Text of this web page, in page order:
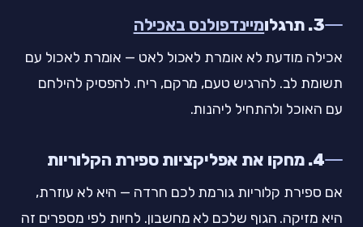
3. תרגלו מיינדפולנס באכילה
אכילה מודעת לא אומרת לאכול לאט — אומרת לאכול עם
תשומת לב. להרגיש טעם, מרקם, ריח. להפסיק להילחם
עם האוכל ולהתחיל ליהנות.
4. מחקו את אפליקציות ספירת הקלוריות
אם ספירת קלוריות גורמת לכם חרדה — היא לא עוזרת,
היא מזיקה. הגוף שלכם לא מחשבון. לחיות לפי מספרים זה